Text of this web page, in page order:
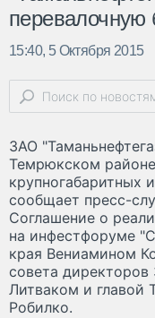
перевалочную
15:40, 5 Октября 2015
ЗАО
Темрюкском
крупногабаритных
сообщает пресс-
Соглашение о
на инфестфоруме
края Вениамином
совета
Литваком и главой
Робилко.